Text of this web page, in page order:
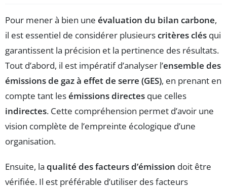
Pour mener à bien une évaluation du bilan carbone,
il est essentiel de considérer plusieurscritères clés qui
garantissent la précision et la pertinence des résultats.
Tout d’abord, il est impératif d’analyser l’ensemble des
émissions de gaz à effet de serre (GES), en prenant en
compte tant lesémissions directes que celles
indirectes. Cette compréhension permet d’avoir une
vision complète de l’empreinte écologique d’une
organisation.
Ensuite, la qualité des facteurs d’émission doit être
vérifiée. Il est préférable d’utiliser des facteurs